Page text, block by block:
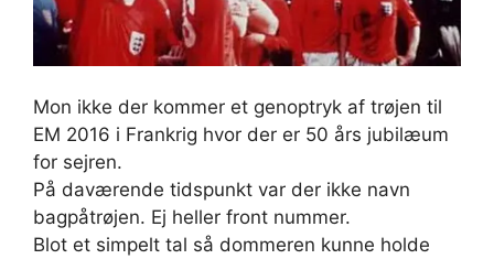
Mon ikke der kommer et genoptryk af trøjen til
EM 2016 i Frankrig hvor der er 50 års jubilæum
for sejren.
På daværende tidspunkt var der ikke navn
bagpåtrøjen. Ej heller front nummer.
Blot et simpelt tal så dommeren kunne holde